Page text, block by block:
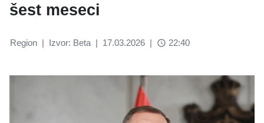
šest meseci
Region | Izvor: Beta | 17.03.2026 | access_time 22:40